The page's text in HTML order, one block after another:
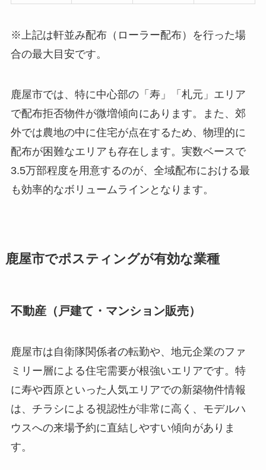
※上記は軒並み配布（ローラー配布）を行った場
合の最大目安です。
鹿屋市では、特に中心部の「寿」「札元」エリア
で配布拒否物件が微増傾向にあります。また、郊
外では農地の中に住宅が点在するため、物理的に
配布が困難なエリアも存在します。実数ベースで
3.5万部程度を用意するのが、全域配布における最
も効率的なボリュームラインとなります。
鹿屋市でポスティングが有効な業種
不動産（戸建て・マンション販売）
鹿屋市は自衛隊関係者の転勤や、地元企業のファ
ミリー層による住宅需要が根強いエリアです。特
に寿や西原といった人気エリアでの新築物件情報
は、チラシによる視認性が非常に高く、モデルハ
ウスへの来場予約に直結しやすい傾向がありま
す。